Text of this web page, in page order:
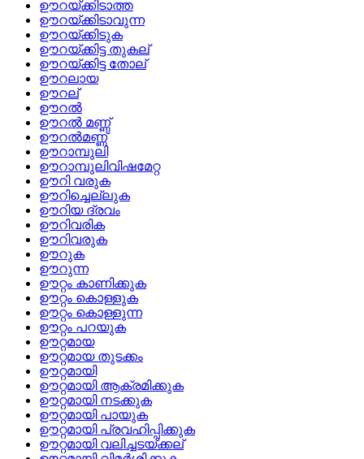
ഊറയ്‌ക്കിടാത്ത
ഊറയ്‌ക്കിടാവുന്ന
ഊറയ്‌ക്കിടുക
ഊറയ്‌ക്കിട്ട തുകല്
ഊറയ്‌ക്കിട്ട തോല്
ഊറലായ
ഊറല്
ഊറല്‍
ഊറല്‍ മണ്ണ്
ഊറല്‍മണ്ണ്
ഊറാമ്പുലി
ഊറാമ്പുലിവിഷമേറ്റ
ഊറി വരുക
ഊറിച്ചെല്ലുക
ഊറിയ ദ്രവം
ഊറിവരിക
ഊറിവരുക
ഊറുക
ഊറുന്ന
ഊറ്റം കാണിക്കുക
ഊറ്റം കൊള്ളുക
ഊറ്റം കൊള്ളുന്ന
ഊറ്റം പറയുക
ഊറ്റമായ
ഊറ്റമായ തുടക്കം
ഊറ്റമായി
ഊറ്റമായി ആക്രമിക്കുക
ഊറ്റമായി നടക്കുക
ഊറ്റമായി പായുക
ഊറ്റമായി പ്രവഹിപ്പിക്കുക
ഊറ്റമായി വലിച്ചടയ്ക്കല്